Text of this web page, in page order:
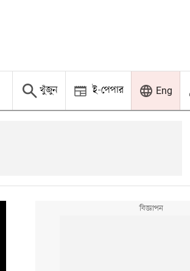
খুঁজুন ই-পেপার Eng